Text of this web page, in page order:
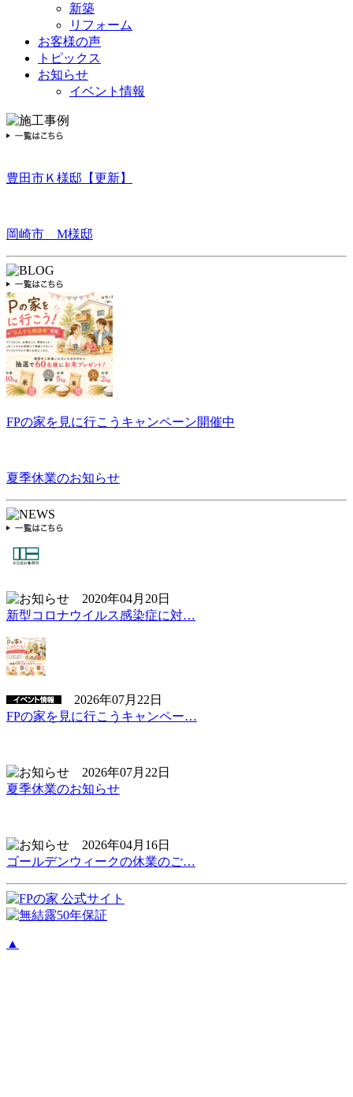
新築
リフォーム
お客様の声
トピックス
お知らせ
イベント情報
豊田市Ｋ様邸【更新】
岡崎市 M様邸
FPの家を見に行こうキャンペーン開催中
夏季休業のお知らせ
2020年04月20日
新型コロナウイルス感染症に対…
2026年07月22日
FPの家を見に行こうキャンペー…
2026年07月22日
夏季休業のお知らせ
2026年04月16日
ゴールデンウィークの休業のご…
▲